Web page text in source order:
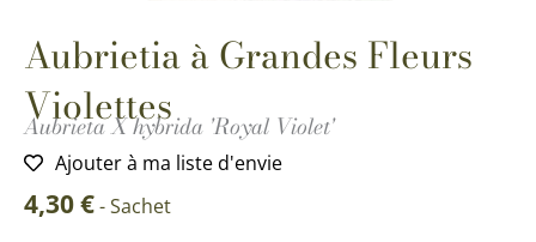
Aubrietia à Grandes Fleurs
Violettes
Aubrieta X hybrida 'Royal Violet'
Ajouter à ma liste d'envie
4,30€-Sachet